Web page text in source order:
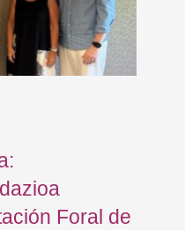
Foral de